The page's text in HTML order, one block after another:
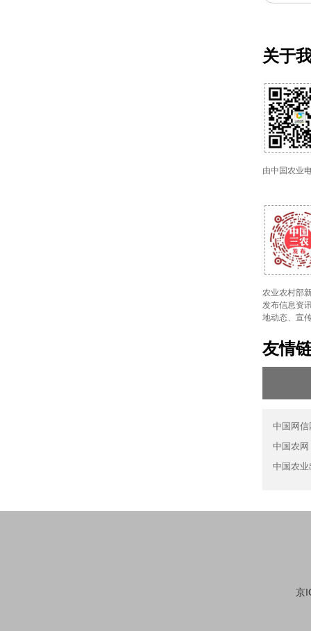
关于
由中国农业
农业农村部
发布信息资
地动态、宣
友情
中国网信
中国农网
中国农业
京